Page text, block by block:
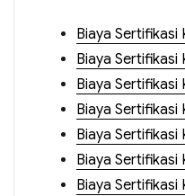
Biaya Sertifikasi
Biaya Sertifikasi
Biaya Sertifikasi
Biaya Sertifikasi
Biaya Sertifikasi
Biaya Sertifikasi
Biaya Sertifikasi